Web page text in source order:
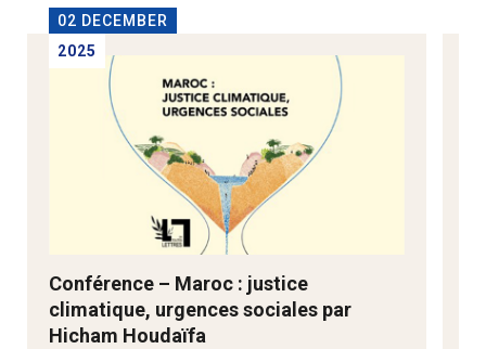
02 DECEMBER
2025
Conférence – Maroc : justice
climatique, urgences sociales par
Hicham Houdaïfa